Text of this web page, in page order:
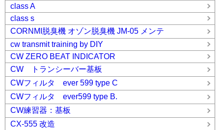
class A
class s
CORNMI脱臭機 オゾン脱臭機 JM-05 メンテ
cw transmit training by DIY
CW ZERO BEAT INDICATOR
CW トランシーバー基板
CWフィルタ ever 599 type C
CWフィルタ ever599 type B.
CW練習器：基板
CX-555 改造